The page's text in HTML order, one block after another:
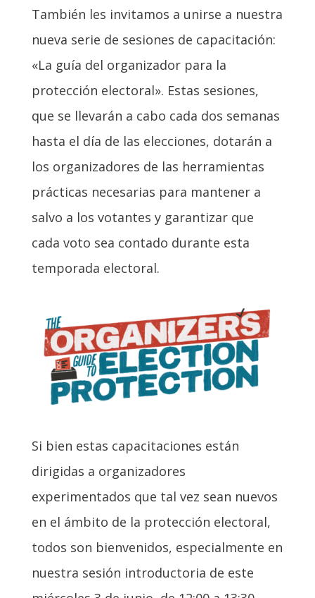
También les invitamos a unirse a nuestra
nueva serie de sesiones de capacitación:
«La guía del organizador para la
protección electoral». Estas sesiones,
que se llevarán a cabo cada dos semanas
hasta el día de las elecciones, dotarán a
los organizadores de las herramientas
prácticas necesarias para mantener a
salvo a los votantes y garantizar que
cada voto sea contado durante esta
temporada electoral.
Si bien estas capacitaciones están
dirigidas a organizadores
experimentados que tal vez sean nuevos
en el ámbito de la protección electoral,
todos son bienvenidos, especialmente en
nuestra sesión introductoria de este